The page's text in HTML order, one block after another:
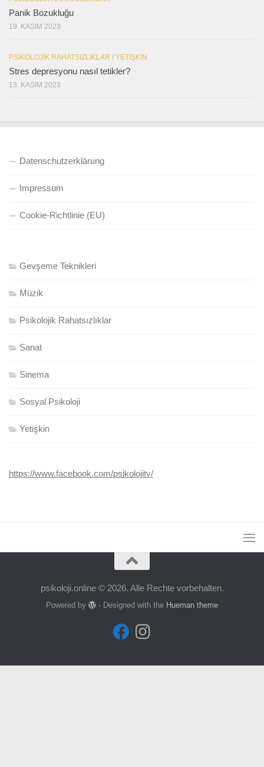
Panik Bozukluğu
19. KASIM 2023
PSIKOLOJIK RAHATSIZLIKLAR / YETIŞKIN
Stres depresyonu nasıl tetikler?
13. KASIM 2023
Datenschutzerklärung
Impressum
Cookie-Richtlinie (EU)
Gevşeme Teknikleri
Müzik
Psikolojik Rahatsızlıklar
Sanat
Sinema
Sosyal Psikoloji
Yetişkin
https://www.facebook.com/psikolojitv/
psikoloji.online © 2026. Alle Rechte vorbehalten.
Powered by - Designed with the Hueman theme